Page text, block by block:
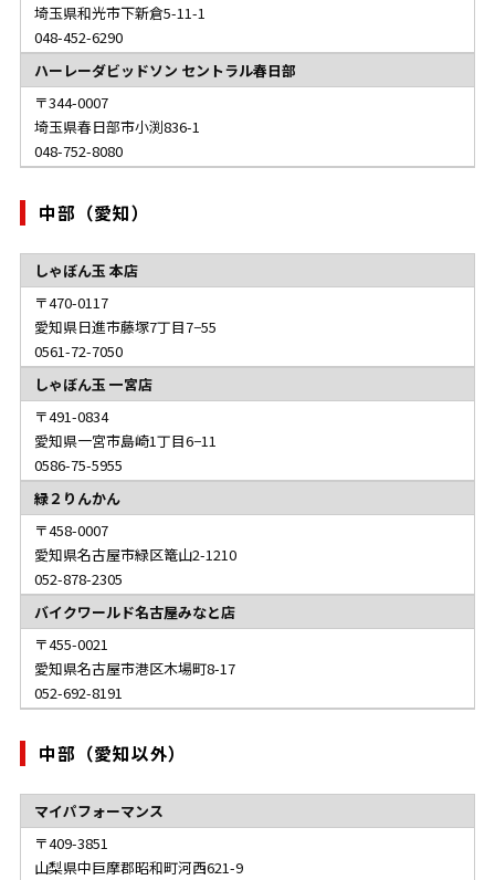
埼玉県和光市下新倉5-11-1
048-452-6290
ハーレーダビッドソン セントラル春日部
344-0007
埼玉県春日部市小渕836-1
048-752-8080
中部（愛知）
しゃぼん玉 本店
470-0117
愛知県日進市藤塚7丁目7−55
0561-72-7050
しゃぼん玉 一宮店
491-0834
愛知県一宮市島崎1丁目6−11
0586-75-5955
緑２りんかん
458-0007
愛知県名古屋市緑区篭山2-1210
052-878-2305
バイクワールド名古屋みなと店
455-0021
愛知県名古屋市港区木場町8-17
052-692-8191
中部（愛知以外）
マイパフォーマンス
409-3851
山梨県中巨摩郡昭和町河西621-9